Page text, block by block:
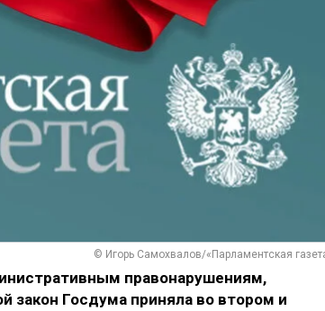
© Игорь Самохвалов/«Парламентская
правонарушениям,
закон Госдума приняла во втором и